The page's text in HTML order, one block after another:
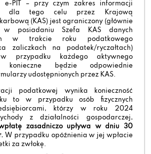
e-PIT – przy czym zakres informacji
dla tego celu przez Krajową
(KAS) jest ograniczony (głównie
posiadaniu Szefa KAS danych
w trakcie roku podatkowego
zaliczkach na podatek/ryczałtach)
przypadku każdego aktywnego
konieczne będzie odpowiednie
udostępnionych przez KAS.
podatkowej wynika konieczność
to w przypadku osób fizycznych
którzy w roku 2024
z działalności gospodarczej,
zasadniczo upływa w dniu 30
W przypadku opóźnienia w jej wpłacie
za zwłokę.